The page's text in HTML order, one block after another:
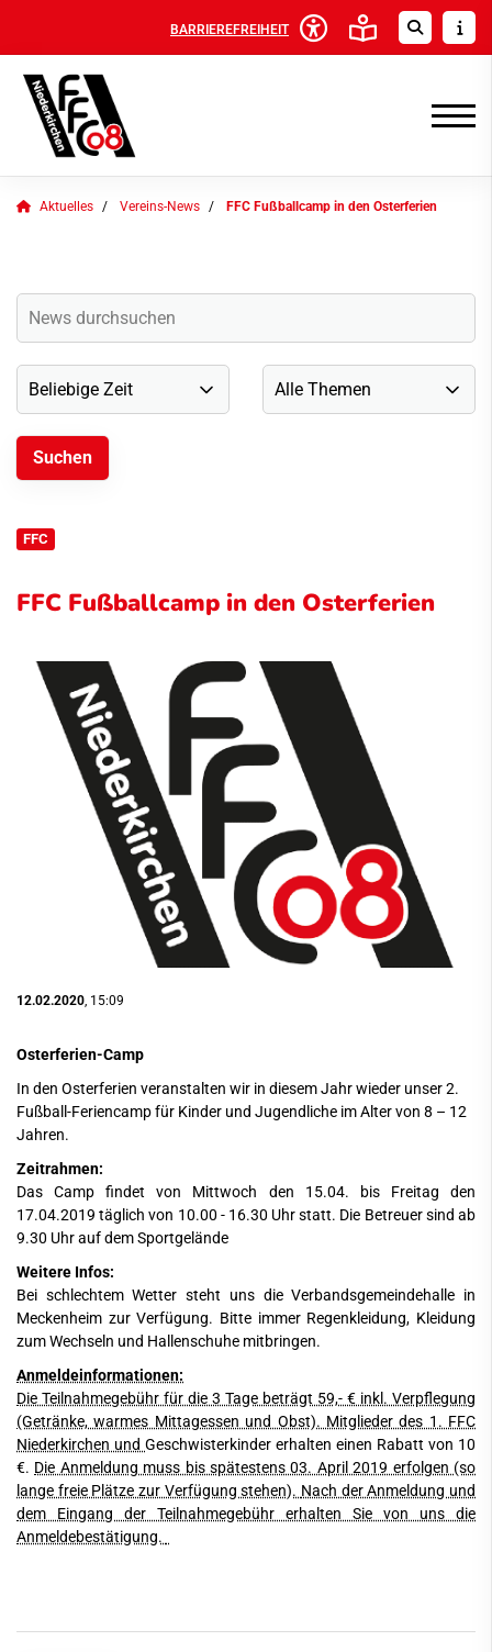
BARRIEREFREIHEIT
Aktuelles Vereins-News FFC Fußballcamp in den Osterferien
FFC
FFC Fußballcamp in den Osterferien
12.02.2020 , 15:09
Osterferien-Camp
In den Osterferien veranstalten wir in diesem Jahr wieder unser 2.
Fußball-Feriencamp für Kinder und Jugendliche im Alter von 8 – 12
Jahren.
Zeitrahmen:
Das Camp findet von Mittwoch den 15.04. bis Freitag den
17.04.2019 täglich von 10.00 - 16.30 Uhr statt. Die Betreuer sind ab
9.30 Uhr auf dem Sportgelände
Weitere Infos:
Bei schlechtem Wetter steht uns die Verbandsgemeindehalle in
Meckenheim zur Verfügung. Bitte immer Regenkleidung, Kleidung
zum Wechseln und Hallenschuhe mitbringen.
Anmeldeinformationen:
Die Teilnahmegebühr für die 3 Tage beträgt 59,- € inkl. Verpflegung
(Getränke, warmes Mittagessen und Obst). Mitglieder des 1. FFC
Niederkirchen und Geschwisterkinder erhalten einen Rabatt von 10
€. Die Anmeldung muss bis spätestens 03. April 2019 erfolgen (so
lange freie Plätze zur Verfügung stehen). Nach der Anmeldung und
dem Eingang der Teilnahmegebühr erhalten Sie von uns die
Anmeldebestätigung.